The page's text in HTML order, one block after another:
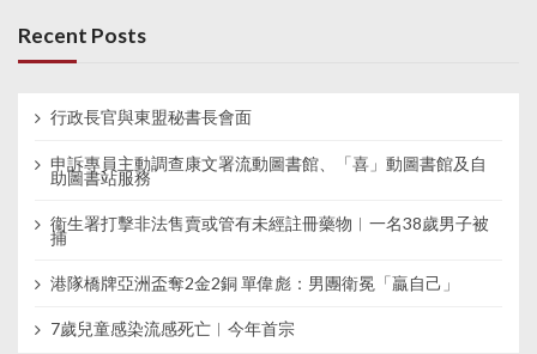
Recent Posts
行政長官與東盟秘書長會面
申訴專員主動調查康文署流動圖書館、「喜」動圖書館及自
助圖書站服務
衞生署打擊非法售賣或管有未經註冊藥物︱一名38歲男子被
捕
港隊橋牌亞洲盃奪2金2銅 單偉彪：男團衛冕「贏自己」
7歲兒童感染流感死亡︱今年首宗